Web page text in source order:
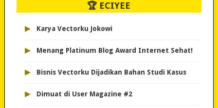
🏆 ECIYEE
▸ Karya Vectorku Jokowi
▸ Menang Platinum Blog Award Internet Sehat!
▸ Bisnis Vectorku Dijadikan Bahan Studi Kasus
▸ Dimuat di User Magazine #2